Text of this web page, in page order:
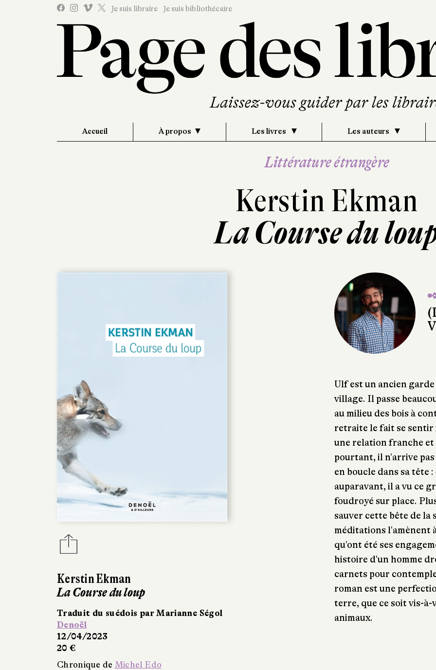
Je suis libraire Je suis bibliothécaire
Accueil À propos Les livres Les auteurs
Littérature étrangère
Kerstin Ekman
La Course du
Kerstin Ekman
La Course du loup
Traduit du suédois par Marianne Ségol
Denoël
12/04/2023
20 €
Chronique de Michel Edo
Ulf est un ancien
village. Il passe
au milieu des bois à
retraite le fait se sentir
une relation franche et
pourtant, il n'arrive
en boucle dans sa tête :
auparavant, il a vu ce
foudroyé sur place.
sauver cette bête de la
méditations l'amènent
qu'ont été ses
histoire d'un homme
carnets pour
roman est une
terre, que ce soit vis-à-
animaux.